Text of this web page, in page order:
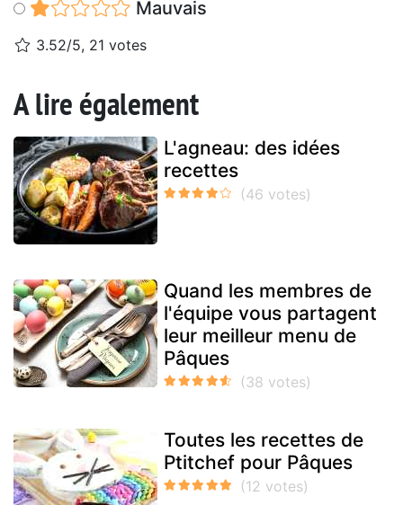
Mauvais
3.52/5, 21 votes
A lire également
L'agneau: des idées
recettes
Quand les membres de
l'équipe vous partagent
leur meilleur menu de
Pâques
Toutes les recettes de
Ptitchef pour Pâques